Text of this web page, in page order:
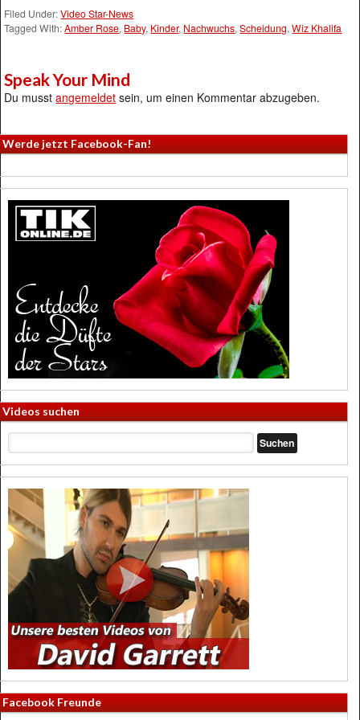
Filed Under:Video Star-News
Tagged With:Amber Rose, Baby, Kinder, Nachwuchs,Scheidung,Wiz Khalifa
Speak Your Mind
Du musstangemeldet sein, um einen Kommentar abzugeben.
Werde jetzt Facebook-Fan!
Videos suchen
Facebook Freunde